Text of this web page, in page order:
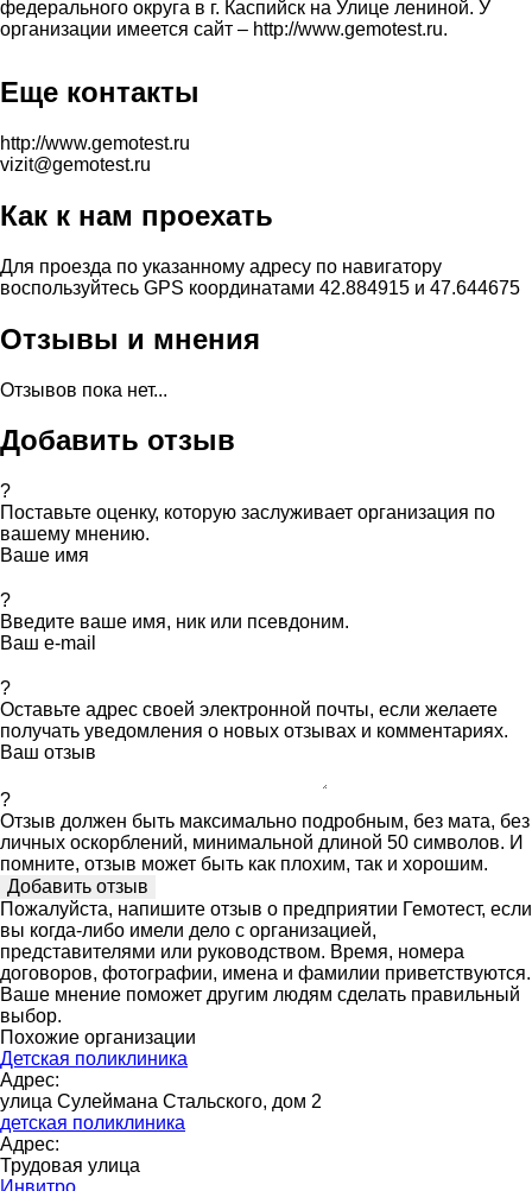
федерального округа в г. Каспийск на Улице лениной. У
организации имеется сайт – http://www.gemotest.ru.
Еще контакты
http://www.gemotest.ru
vizit@gemotest.ru
Как к нам проехать
Для проезда по указанному адресу по навигатору
воспользуйтесь GPS координатами 42.884915 и 47.644675
Отзывы и мнения
Отзывов пока нет...
Добавить отзыв
?
Поставьте оценку, которую заслуживает организация по
вашему мнению.
Ваше имя
?
Введите ваше имя, ник или псевдоним.
Ваш e-mail
?
Оставьте адрес своей электронной почты, если желаете
получать уведомления о новых отзывах и комментариях.
Ваш отзыв
?
Отзыв должен быть максимально подробным, без мата, без
личных оскорблений, минимальной длиной 50 символов. И
помните, отзыв может быть как плохим, так и хорошим.
Пожалуйста, напишите отзыв о предприятии Гемотест, если
вы когда-либо имели дело с организацией,
представителями или руководством. Время, номера
договоров, фотографии, имена и фамилии приветствуются.
Ваше мнение поможет другим людям сделать правильный
выбор.
Похожие организации
Детская поликлиника
Адрес:
улица Сулеймана Стальского, дом 2
детская поликлиника
Адрес:
Трудовая улица